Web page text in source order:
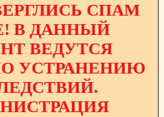
СПАМ
В ДАННЫЙ
ВЕДУТСЯ
УСТРАНЕНИЮ